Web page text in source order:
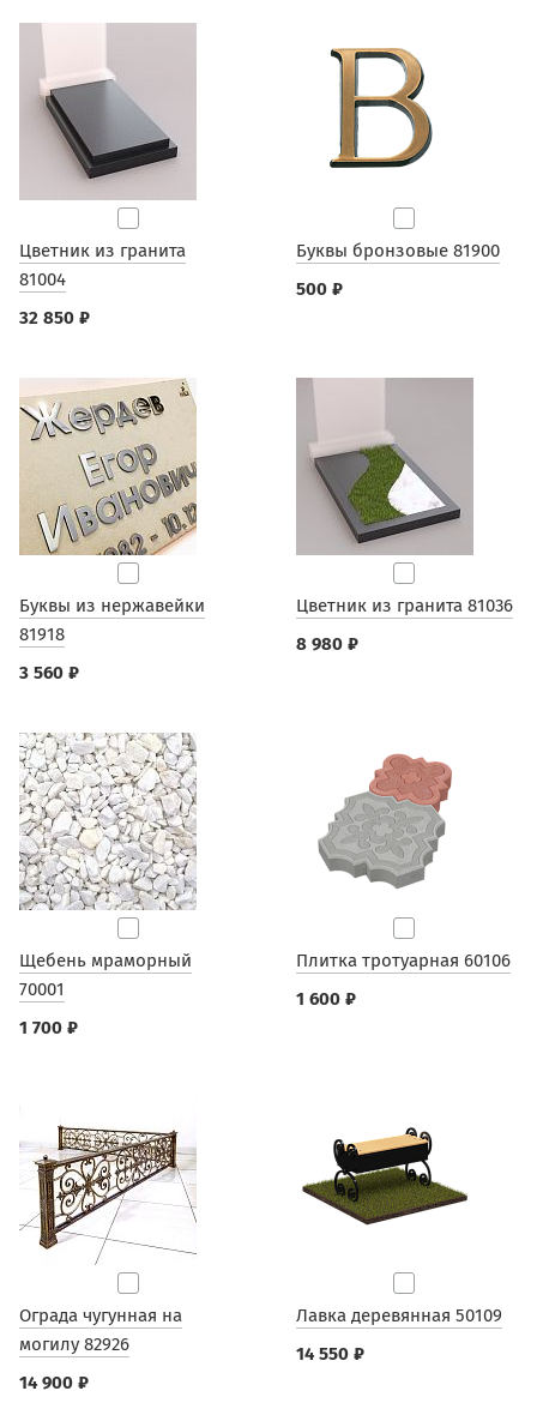
Цветник из гранита
81004
32 850 ₽
Буквы бронзовые 81900
500 ₽
Буквы из нержавейки
81918
3 560 ₽
Цветник из гранита 81036
8 980 ₽
Щебень мраморный
70001
1 700 ₽
Плитка тротуарная 60106
1 600 ₽
Ограда чугунная на
могилу 82926
14 900 ₽
Лавка деревянная 50109
14 550 ₽